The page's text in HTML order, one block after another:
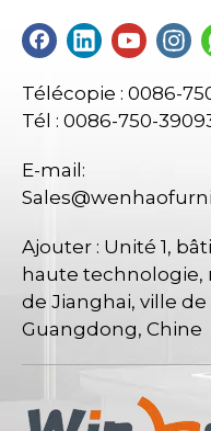
Télécopie : 0086-
Tél : 0086-750-
E-mail:
Ajouter : Unité 1,
haute technologie,
de Jianghai, ville
Guangdong, Chine